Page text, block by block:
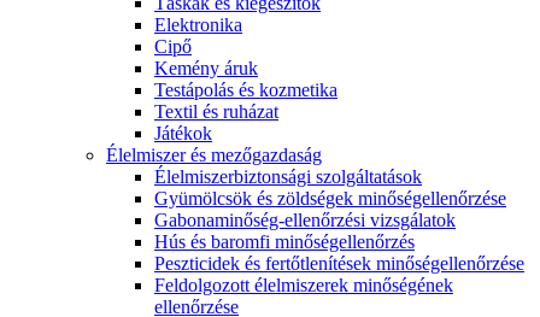
Elektronika
Cipő
Kemény áruk
Testápolás és kozmetika
Textil és ruházat
Játékok
Élelmiszer és mezőgazdaság
Élelmiszerbiztonsági szolgáltatások
Gyümölcsök és zöldségek minőségellenőrzése
Gabonaminőség-ellenőrzési vizsgálatok
Hús és baromfi minőségellenőrzés
Peszticidek és fertőtlenítések minőségellenőrzése
Feldolgozott élelmiszerek minőségének
ellenőrzése